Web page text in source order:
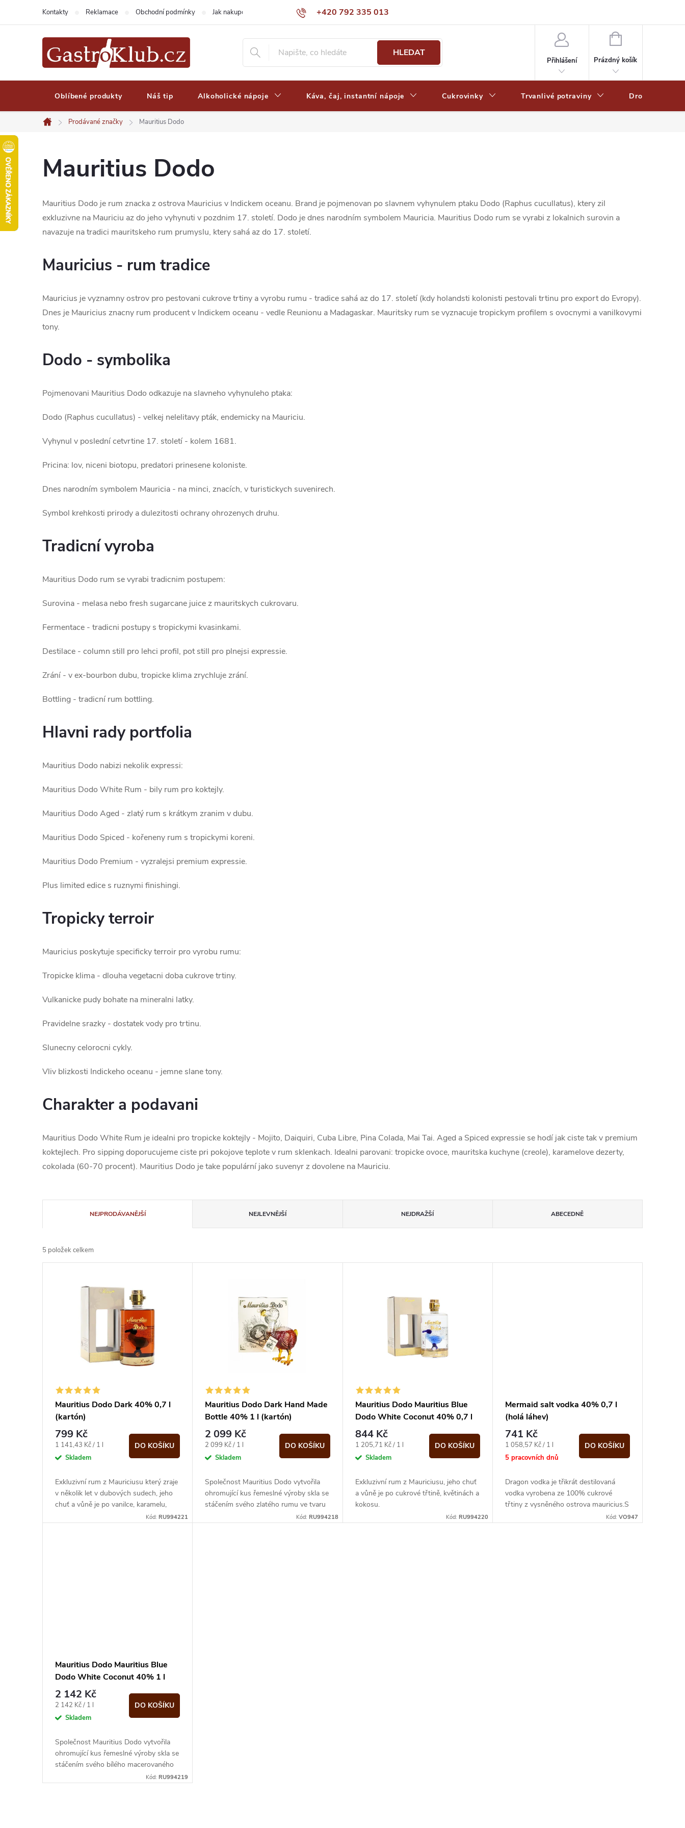
+420 792 335 013
Kontakty Reklamace Obchodní podmínky Jak nakupovat Výdejní místa a ceny dopravy Často kladené otázky
HLEDAT
Přihlášení
NÁKUPNÍ
Prázdný košík
Oblíbené produkty Náš tip Alkoholické nápoje Káva, čaj, instantní nápoje Cukrovinky Trvanlivé potraviny Drogerie
Domů
Prodávané značky Mauritius Dodo
Mauritius Dodo
Mauritius Dodo je rum znacka z ostrova Mauricius v Indickem oceanu. Brand je pojmenovan po slavnem vyhynulem ptaku Dodo (Raphus cucullatus), ktery zil
exkluzivne na Mauriciu az do jeho vyhynuti v pozdnim 17. století. Dodo je dnes narodním symbolem Mauricia. Mauritius Dodo rum se vyrabi z lokalnich surovin a
navazuje na tradici mauritskeho rum prumyslu, ktery sahá az do 17. století.
Mauricius - rum tradice
Mauricius je vyznamny ostrov pro pestovani cukrove trtiny a vyrobu rumu - tradice sahá az do 17. století (kdy holandsti kolonisti pestovali trtinu pro export do Evropy).
Dnes je Mauricius znacny rum producent v Indickem oceanu - vedle Reunionu a Madagaskar. Mauritsky rum se vyznacuje tropickym profilem s ovocnymi a vanilkovymi
tony.
Dodo - symbolika
Pojmenovani Mauritius Dodo odkazuje na slavneho vyhynuleho ptaka:
Dodo (Raphus cucullatus) - velkej nelelitavy pták, endemicky na Mauriciu.
Vyhynul v poslední cetvrtine 17. století - kolem 1681.
Pricina: lov, niceni biotopu, predatori prinesene koloniste.
Dnes narodním symbolem Mauricia - na minci, znacích, v turistickych suvenirech.
Symbol krehkosti prirody a dulezitosti ochrany ohrozenych druhu.
Tradicní vyroba
Mauritius Dodo rum se vyrabi tradicnim postupem:
Surovina - melasa nebo fresh sugarcane juice z mauritskych cukrovaru.
Fermentace - tradicni postupy s tropickymi kvasinkami.
Destilace - column still pro lehci profil, pot still pro plnejsi expressie.
Zrání - v ex-bourbon dubu, tropicke klima zrychluje zrání.
Bottling - tradicní rum bottling.
Hlavni rady portfolia
Mauritius Dodo nabizi nekolik expressi:
Mauritius Dodo White Rum - bily rum pro koktejly.
Mauritius Dodo Aged - zlatý rum s krátkym zranim v dubu.
Mauritius Dodo Spiced - kořeneny rum s tropickymi koreni.
Mauritius Dodo Premium - vyzralejsi premium expressie.
Plus limited edice s ruznymi finishingi.
Tropicky terroir
Mauricius poskytuje specificky terroir pro vyrobu rumu:
Tropicke klima - dlouha vegetacni doba cukrove trtiny.
Vulkanicke pudy bohate na mineralni latky.
Pravidelne srazky - dostatek vody pro trtinu.
Slunecny celorocni cykly.
Vliv blizkosti Indickeho oceanu - jemne slane tony.
Charakter a podavani
Mauritius Dodo White Rum je idealni pro tropicke koktejly - Mojito, Daiquiri, Cuba Libre, Pina Colada, Mai Tai. Aged a Spiced expressie se hodí jak ciste tak v premium
koktejlech. Pro sipping doporucujeme ciste pri pokojove teplote v rum sklenkach. Idealni parovani: tropicke ovoce, mauritska kuchyne (creole), karamelove dezerty,
cokolada (60-70 procent). Mauritius Dodo je take populární jako suvenyr z dovolene na Mauriciu.
a
z
t
NEJPRODÁVANĚJŠÍ NEJLEVNĚJŠÍ NEJDRAŽŠÍ ABECEDNĚ
5 položek celkem
k
Mauritius Dodo Dark 40% 0,7 l
(kartón)
799 Kč
Měrná
cena:
1 141,43 Kč / 1 l
Skladem
DO KOŠÍKU
Exkluzivní rum z Mauriciusu který zraje
v několik let v dubových sudech, jeho
chuť a vůně je po vanilce, karamelu,
Kód:RU994221
Mauritius Dodo Dark Hand Made
Bottle 40% 1 l (kartón)
2 099 Kč
Měrná
cena:
2 099 Kč / 1 l
Skladem
DO KOŠÍKU
Společnost Mauritius Dodo vytvořila
ohromující kus řemeslné výroby skla se
stáčením svého zlatého rumu ve tvaru
okouzlujícího ptáka Dodo. Zatímco...
Kód: RU994218
Mauritius Dodo Mauritius Blue
Dodo White Coconut 40% 0,7 l
(karton)
844 Kč
Měrná
cena:
1 205,71 Kč / 1 l
Skladem
DO KOŠÍKU
Exkluzivní rum z Mauriciusu, jeho chuť
a vůně je po cukrové třtině, květinách a
kokosu.
Kód: RU994220
Mermaid salt vodka 40% 0,7 l
(holá láhev)
741 Kč
Měrná
cena:
1 058,57 Kč / 1 l
5 pracovních dnů
DO KOŠÍKU
Dragon vodka je třikrát destilovaná
vodka vyrobena ze 100% cukrové
třtiny z vysněného ostrova mauricius.S
použitím třtinového destilátu jako...
Kód: VO947
Mauritius Dodo Mauritius Blue
Dodo White Coconut 40% 1 l
(karton)
2 142 Kč
Měrná
cena:
2 142 Kč / 1 l
Skladem
DO KOŠÍKU
Společnost Mauritius Dodo vytvořila
ohromující kus řemeslné výroby skla se
stáčením svého bílého macerovaného
rumu do ručně vyráběné lahve v
Kód:RU994219